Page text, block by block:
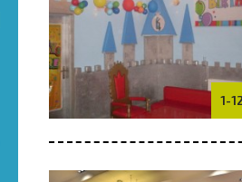
remasti i sočni sladoledi, poslastice
za letnje dane, ne moraju da budu
prepuni šećera i veštačkih sastojaka.
Zato - pročitajte tekst i uživajte u zdr...
09/08/2018
1-